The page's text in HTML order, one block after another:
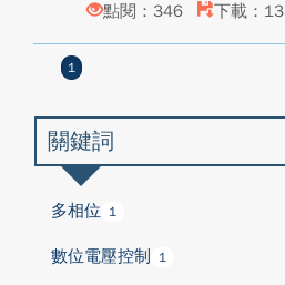
點閱：346
下載：13
1
關鍵詞
多相位 1
數位電壓控制 1